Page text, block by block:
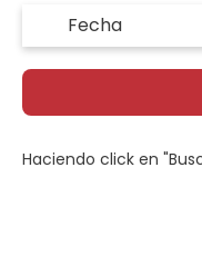
Haciendo click en